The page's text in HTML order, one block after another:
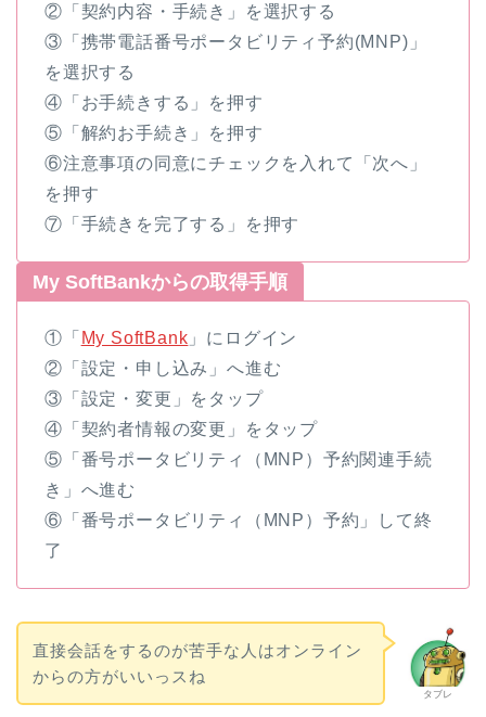
②「契約内容・手続き」を選択する
③「携帯電話番号ポータビリティ予約(MNP)」
を選択する
④「お手続きする」を押す
⑤「解約お手続き」を押す
⑥注意事項の同意にチェックを入れて「次へ」
を押す
⑦「手続きを完了する」を押す
My SoftBankからの取得手順
①「 My SoftBank 」にログイン
②「設定・申し込み」へ進む
③「設定・変更」をタップ
④「契約者情報の変更」をタップ
⑤「番号ポータビリティ（MNP）予約関連手続
き」へ進む
⑥「番号ポータビリティ（MNP）予約」して終
了
タブレ
直接会話をするのが苦手な人はオンライン
からの方がいいっスね